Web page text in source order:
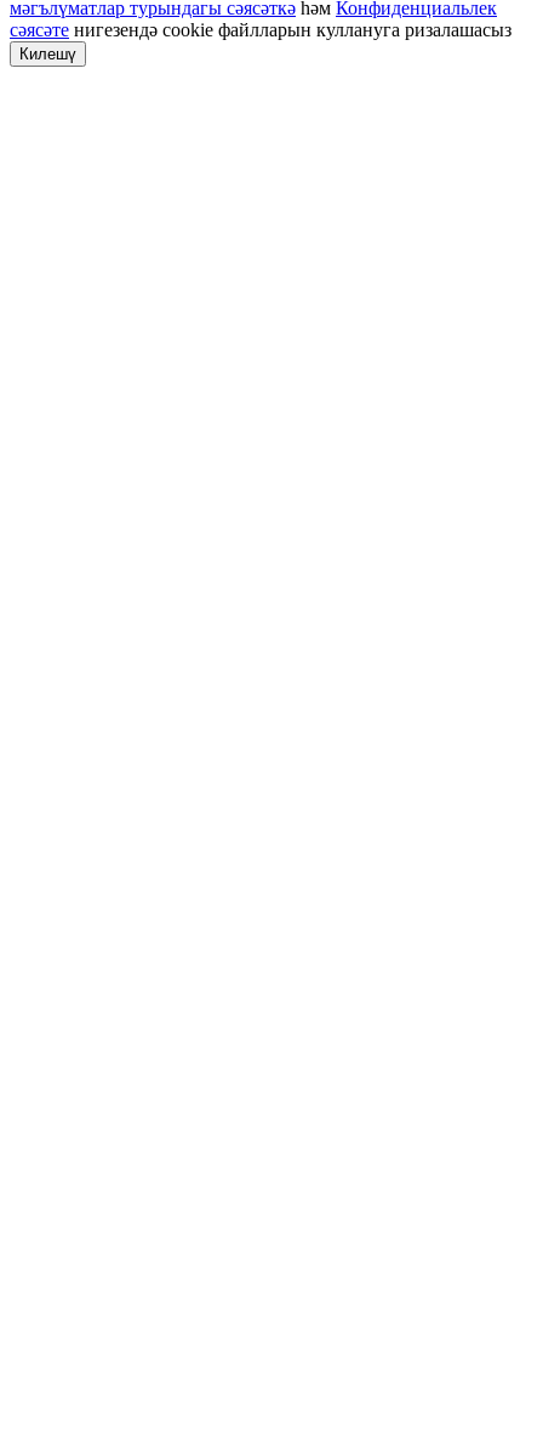
мәгълүматлар турындагы сәясәткә һәм Конфиденциальлек
сәясәте нигезендә cookie файлларын куллануга ризалашасыз
Килешү